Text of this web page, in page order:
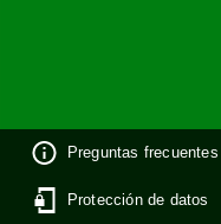
Preguntas frecuentes
Protección de datos